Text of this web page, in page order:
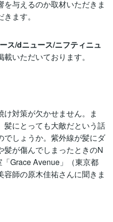
与えるのか取材いただきま
ます。
ス/dニュース/ニフティニュ
載いただいております。
対策が欠かせません。ま
髪にとっても大敵だという話
でしょうか。紫外線が髪にダ
髪が傷んでしまったときのN
Grace Avenue」（東京都
師の原木佳祐さんに聞きま